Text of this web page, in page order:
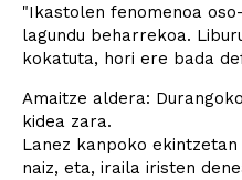
"Ikastolen fenomenoa
lagundu beharrekoa.
kokatuta, hori ere bada
Amaitze aldera:
kidea zara.
Lanez kanpoko
naiz, eta, iraila iristen